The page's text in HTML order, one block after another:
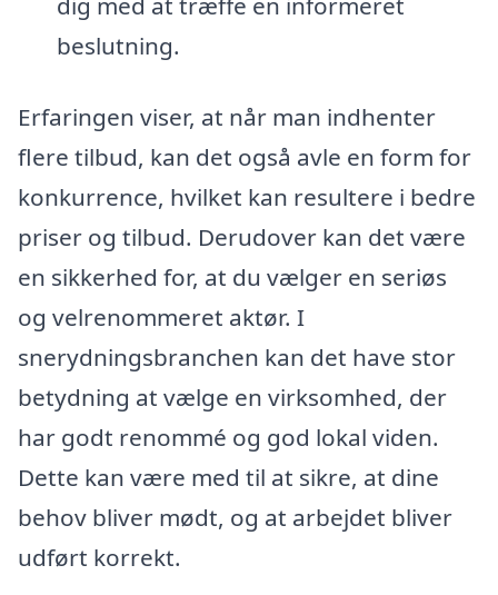
beslutning.
Erfaringen viser, at når man indhenter
flere tilbud, kan det også avle en form for
konkurrence, hvilket kan resultere i bedre
priser og tilbud. Derudover kan det være
en sikkerhed for, at du vælger en seriøs
og velrenommeret aktør. I
snerydningsbranchen kan det have stor
betydning at vælge en virksomhed, der
har godt renommé og god lokal viden.
Dette kan være med til at sikre, at dine
behov bliver mødt, og at arbejdet bliver
udført korrekt.